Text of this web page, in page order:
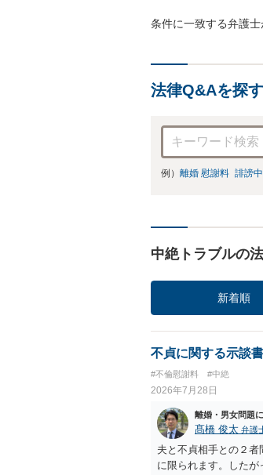
条件に一致する弁護
法律Q&Aを探す
例） 離婚 慰謝料 誹謗
中絶トラブルの
新着順
不貞に関する示談
#不倫慰謝料 #中絶
2026年7月28日
離婚・男女問題
髙橋 俊太 弁護
夫と不貞相手との２
に限られます。した